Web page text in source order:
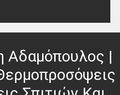
Αδαμόπουλος |